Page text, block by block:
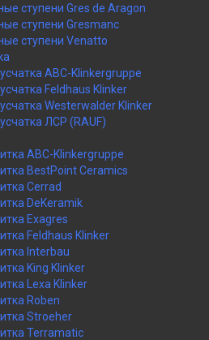
ступени Gres de Aragon
ступени Gresmanc
ступени Venatto
ABC-Klinkergruppe
Feldhaus Klinker
Westerwalder Klinker
ЛСР (RAUF)
ABC-Klinkergruppe
BestPoint Ceramics
Cerrad
DeKeramik
Exagres
Feldhaus Klinker
Interbau
King Klinker
Lexa Klinker
Roben
Stroeher
Terramatic